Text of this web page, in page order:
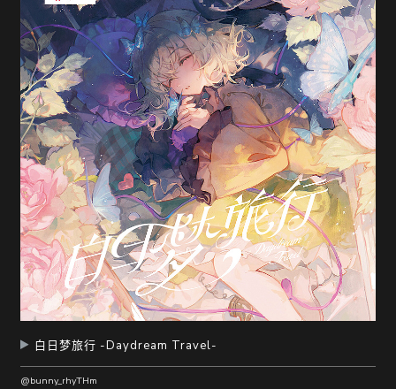
白日梦旅行 -Daydream Travel-
@bunny_rhyTHm